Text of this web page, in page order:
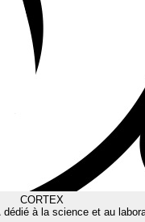
CORTEX
à la science et au